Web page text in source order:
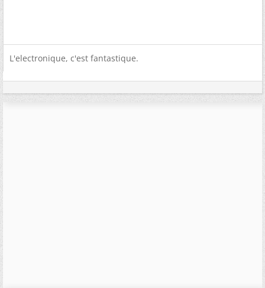
L'electronique, c'est fantastique.